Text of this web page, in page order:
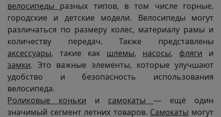
велосипеды разных типов, в том числе горные,
городские и детские модели. Велосипеды могут
различаться по размеру колес, материалу рамы и
количеству передач. Также представлены
аксессуары, такие как шлемы, насосы, фляги и
замки. Это важные элементы, которые улучшают
удобство и безопасность использования
велосипеда.
Роликовые коньки и самокаты— ещё один
значимый сегмент летних товаров. Самокаты могут